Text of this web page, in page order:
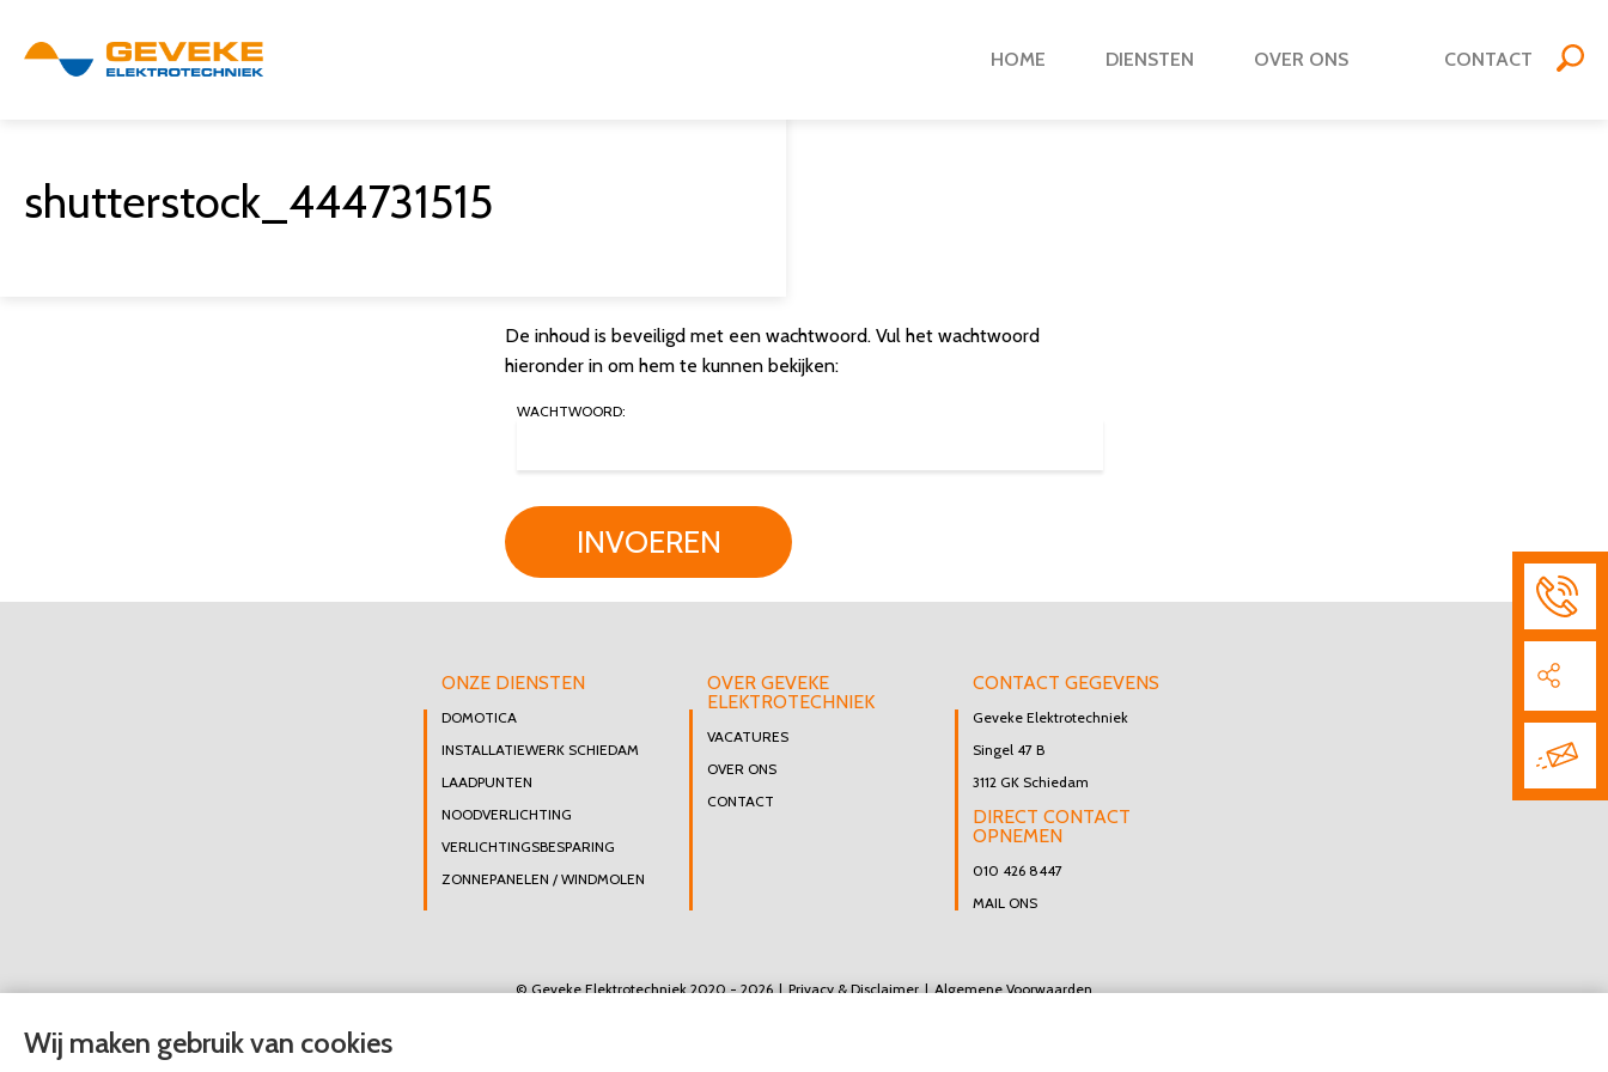
HOME DIENSTEN OVER ONS CONTACT
shutterstock_444731515
De inhoud is beveiligd met een wachtwoord. Vul het wachtwoord
hieronder in om hem te kunnen bekijken:
WACHTWOORD:
INVOEREN
ONZE DIENSTEN
DOMOTICA
INSTALLATIEWERK SCHIEDAM
LAADPUNTEN
NOODVERLICHTING
VERLICHTINGSBESPARING
ZONNEPANELEN / WINDMOLEN
OVER GEVEKE
ELEKTROTECHNIEK
VACATURES
OVER ONS
CONTACT
CONTACT GEGEVENS
Geveke Elektrotechniek
Singel 47 B
3112 GK Schiedam
DIRECT CONTACT
OPNEMEN
010 426 8447
MAIL ONS
© Geveke Elektrotechniek 2020 - 2026 Privacy & Disclaimer Algemene Voorwaarden
Wij maken gebruik van cookies